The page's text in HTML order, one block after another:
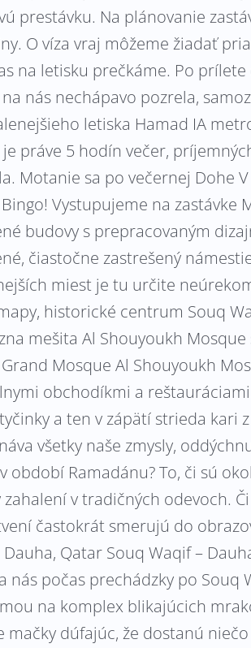
prestávku. Na plánovanie
O víza vraj môžeme žiadať
na letisku prečkáme. Po
na nás nechápavo pozrela,
letiska Hamad IA
práve 5 hodín večer,
Motanie sa po večernej Dohe
Vystupujeme na
budovy s prepracovaným
čiastočne zastrešený
miest je tu určite
historické centrum Souq
mešita Al Shouyoukh
Mosque Al Shouyoukh
obchodíkmi a
a ten v zápätí strieda kari
všetky naše zmysly,
období Ramadánu? To, či sú
zahalení v tradičných odevoch.
častokrát smerujú do
Dauha, Qatar Souq Waqif –
nás počas prechádzky po Souq
na komplex blikajúcich
mačky dúfajúc, že dostanú